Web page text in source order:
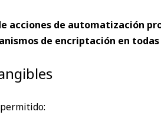
acciones de automatización
de encriptación en